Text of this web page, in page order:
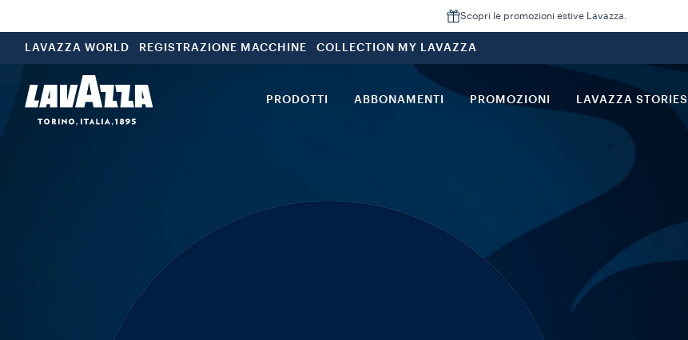
Scopri le promozioni estive Lavazza.
LAVAZZA WORLD REGISTRAZIONE MACCHINE COLLECTION MY LAVAZZA
PRODOTTI ABBONAMENTI PROMOZIONI LAVAZZA STORIES